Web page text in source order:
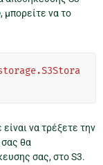
, μπορείτε να το
να τρέξετε την
σας θα
σας, στο S3.